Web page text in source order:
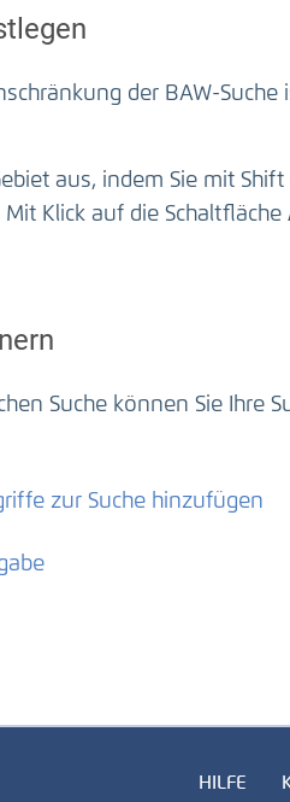
der BAW-
aus, indem Sie mit
Klick auf die Schaltfläche
Suche können Sie Ihre
zur Suche hinzufügen
HILFE